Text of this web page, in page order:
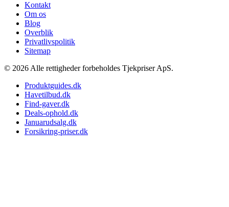
Kontakt
Om os
Blog
Overblik
Privatlivspolitik
Sitemap
© 2026 Alle rettigheder forbeholdes Tjekpriser ApS.
Produktguides.dk
Havetilbud.dk
Find-gaver.dk
Deals-ophold.dk
Januarudsalg.dk
Forsikring-priser.dk